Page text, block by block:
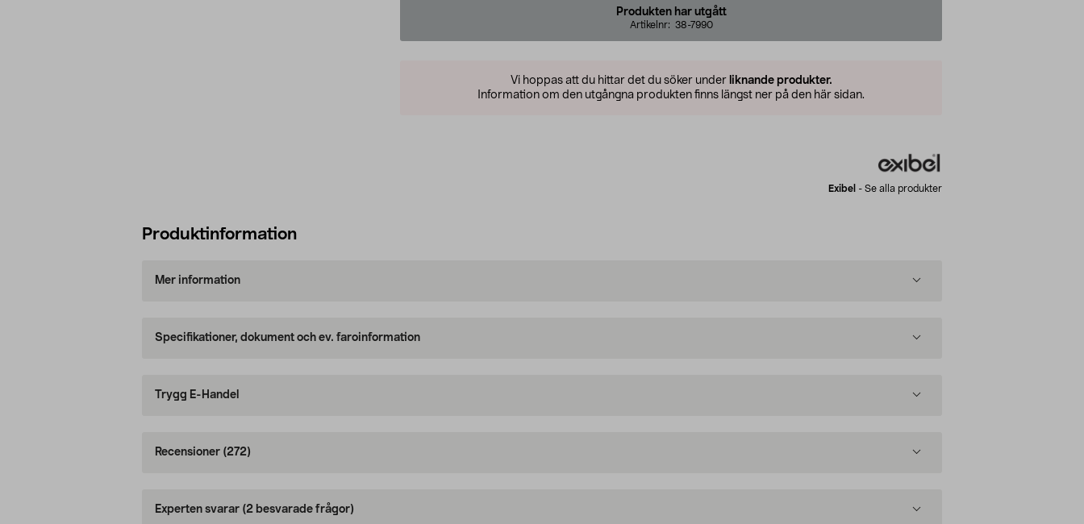
Produkten har utgått
Artikelnr: 38-7990
Vi hoppas att du hittar det du söker under liknande produkter.
Information om den utgångna produkten finns längst ner på den här sidan.
Exibel - Se alla produkter
Produktinformation
Mer information
Specifikationer, dokument och ev. faroinformation
Trygg E-Handel
Recensioner (272)
Experten svarar (2 besvarade frågor)